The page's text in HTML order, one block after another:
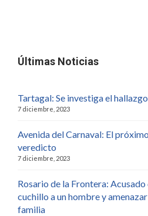
Últimas Noticias
Tartagal: Se investiga el
7 diciembre, 2023
Avenida del Carnaval: El
veredicto
7 diciembre, 2023
Rosario de la Frontera: Acusado
cuchillo a un hombre y
familia